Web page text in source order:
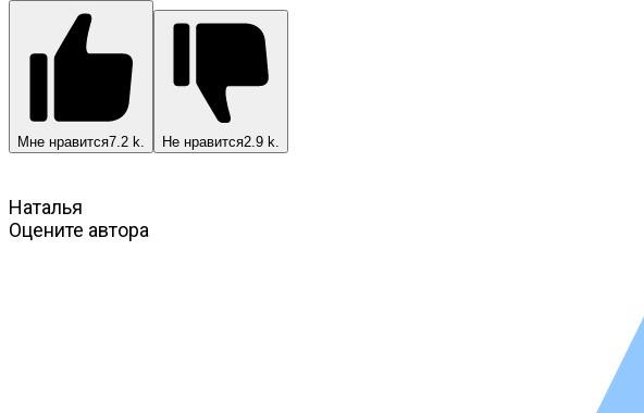
Мне нравится7.2 k. Не нравится2.9 k.
Наталья
Оцените автора